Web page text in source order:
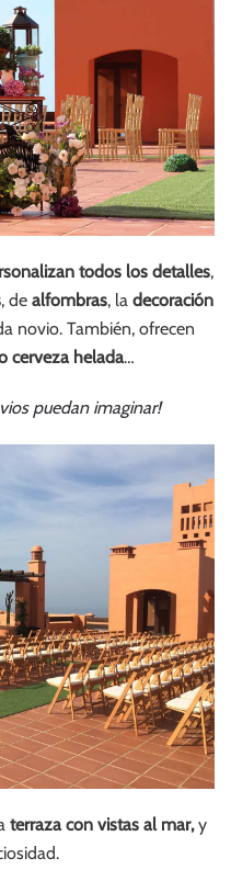
todos los detalles,
, de alfombras, la decoración
novio. También, ofrecen
cerveza helada…
puedan imaginar!
terraza con vistas al mar,y